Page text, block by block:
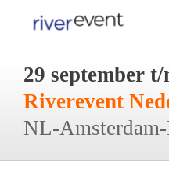
29 september
Riverevent
NL-